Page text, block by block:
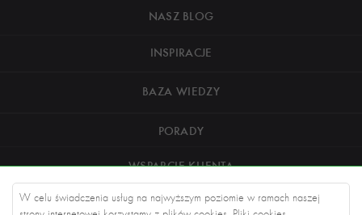
W celu świadczenia usług na najwyższym poziomie w ramach naszej
NASZ BLOG
INSPIRACJE
BAZA WIEDZY
PORADY
WSPARCIE KLIENTA
O NAS